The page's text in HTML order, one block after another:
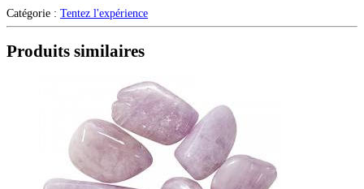
Catégorie : Tentez l'expérience
Produits similaires